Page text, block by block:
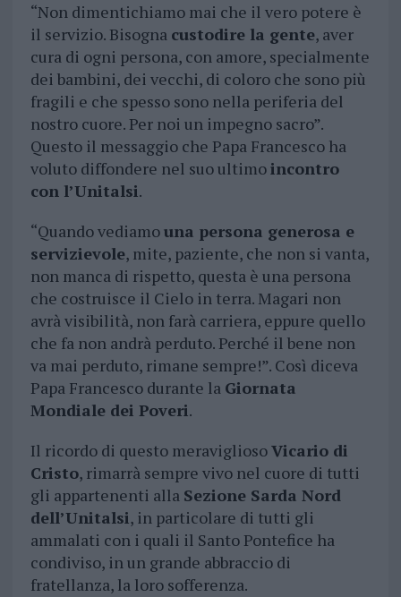
“Non dimentichiamo mai che il vero potere è
il servizio. Bisogna custodire la gente, aver
cura di ogni persona, con amore, specialmente
dei bambini, dei vecchi, di coloro che sono più
fragili e che spesso sono nella periferia del
nostro cuore. Per noi un impegno sacro”.
Questo il messaggio che Papa Francesco ha
voluto diffondere nel suo ultimoincontro
con l’Unitalsi.
“Quando vediamouna persona generosa e
servizievole, mite, paziente, che non si vanta,
non manca di rispetto, questa è una persona
che costruisce il Cielo in terra. Magari non
avrà visibilità, non farà carriera, eppure quello
che fa non andrà perduto. Perché il bene non
va mai perduto, rimane sempre!”. Così diceva
Papa Francesco durante la Giornata
Mondiale dei Poveri.
Il ricordo di questo meravigliosoVicario di
Cristo, rimarrà sempre vivo nel cuore di tutti
gli appartenenti alla Sezione Sarda Nord
dell’Unitalsi, in particolare di tutti gli
ammalati con i quali il Santo Pontefice ha
condiviso, in un grande abbraccio di
fratellanza, la loro sofferenza.